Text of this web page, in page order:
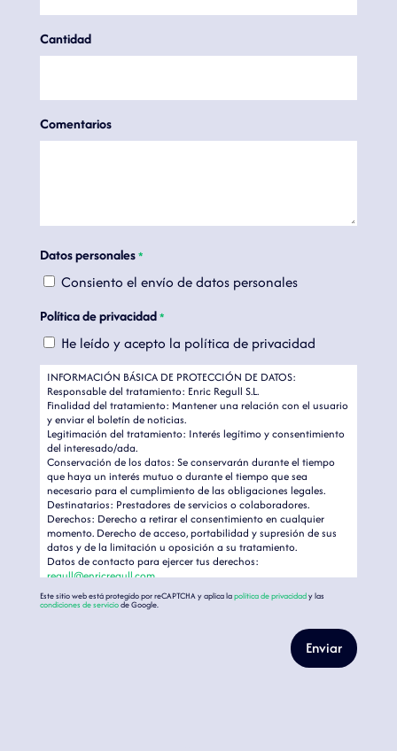
Cantidad
Comentarios
Datos personales*
Consiento el envío de datos personales
Política de privacidad*
He leído y acepto la política de privacidad
INFORMACIÓN BÁSICA DE PROTECCIÓN DE DATOS:
Responsable del tratamiento: Enric Regull S.L.
Finalidad del tratamiento: Mantener una relación con el usuario
y enviar el boletín de noticias.
Legitimación del tratamiento: Interés legítimo y consentimiento
del interesado/ada.
Conservación de los datos: Se conservarán durante el tiempo
que haya un interés mutuo o durante el tiempo que sea
necesario para el cumplimiento de las obligaciones legales.
Destinatarios: Prestadores de servicios o colaboradores.
Derechos: Derecho a retirar el consentimiento en cualquier
momento. Derecho de acceso, portabilidad y supresión de sus
datos y de la limitación u oposición a su tratamiento.
Datos de contacto para ejercer tus derechos:
regull@enricregull.com
Información adicional: Podéis encontrar más información en
nuestraPolítica de Privacidad.
Este sitio web está protegido por reCAPTCHA y aplica lapolítica de privacidady las
condiciones de serviciode Google.